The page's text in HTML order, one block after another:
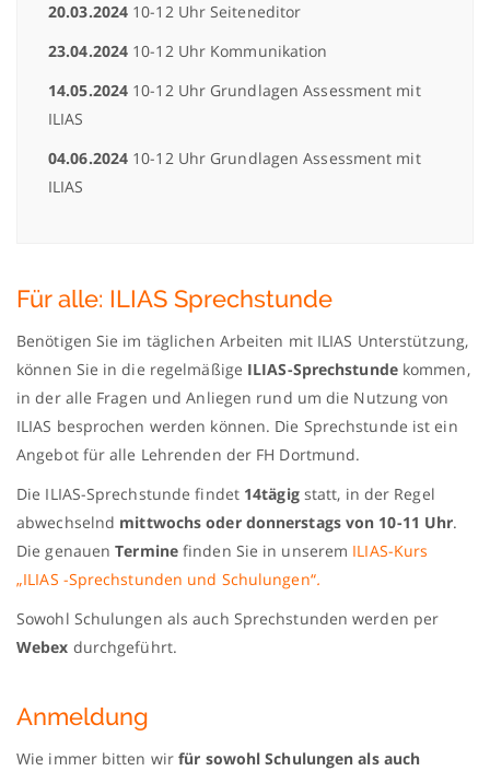
20.03.2024 10-12 Uhr Seiteneditor
23.04.2024 10-12 Uhr Kommunikation
14.05.2024 10-12 Uhr Grundlagen Assessment mit
ILIAS
04.06.2024 10-12 Uhr Grundlagen Assessment mit
ILIAS
Für alle: ILIAS Sprechstunde
Benötigen Sie im täglichen Arbeiten mit ILIAS Unterstützung,
können Sie in die regelmäßige ILIAS-Sprechstundekommen,
in der alle Fragen und Anliegen rund um die Nutzung von
ILIAS besprochen werden können. Die Sprechstunde ist ein
Angebot für alle Lehrenden der FH Dortmund.
Die ILIAS-Sprechstunde findet 14tägigstatt, in der Regel
abwechselnd mittwochs oder donnerstags von 10-11 Uhr.
Die genauenTerminefinden Sie in unserem ILIAS-Kurs
„ILIAS -Sprechstunden und Schulungen“.
Sowohl Schulungen als auch Sprechstunden werden per
Webex durchgeführt.
Anmeldung
Wie immer bitten wirfür sowohl Schulungen als auch